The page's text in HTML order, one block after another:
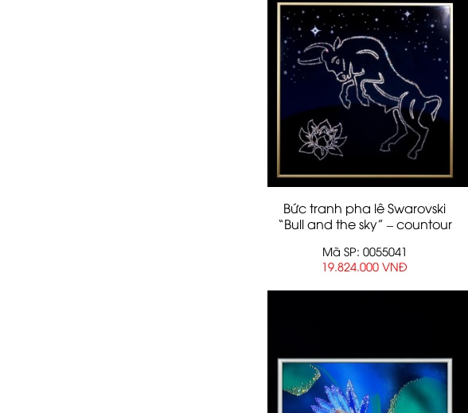
Bức tranh pha lê Swarovski
“Bull and the sky” – countour
Mã SP: 0055041
19.824.000 VNĐ